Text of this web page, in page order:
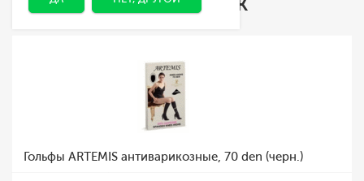
Гольфы ARTEMIS антиварикозные, 70 den (черн.)